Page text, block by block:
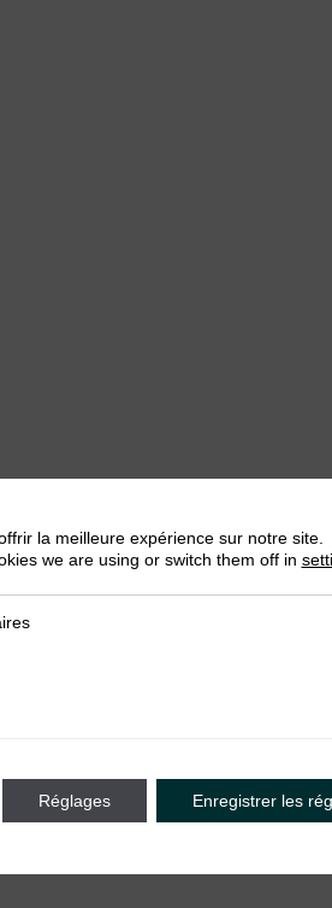
la meilleure expérience sur notre site.
we are using or switch them off in
Réglages Enregistrer les